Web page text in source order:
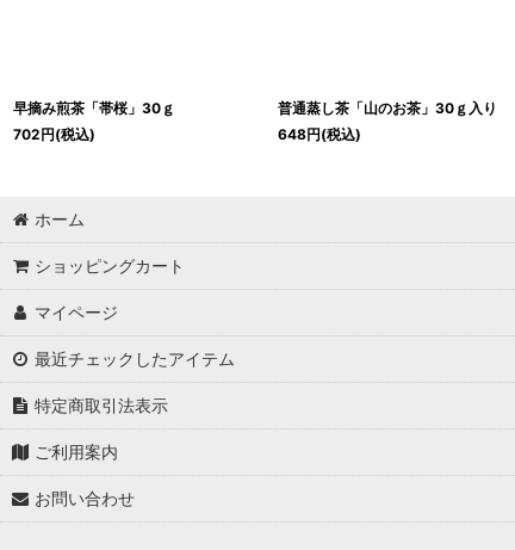
早摘み煎茶「帯桜」30ｇ
702円(税込)
普通蒸し茶「山のお茶」30ｇ入り
648円(税込)
ホーム
ショッピングカート
マイページ
最近チェックしたアイテム
特定商取引法表示
ご利用案内
お問い合わせ